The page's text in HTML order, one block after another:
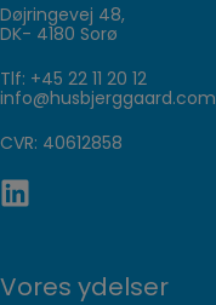
Døjringevej 48,
DK- 4180 Sorø
Tlf: +45 22 11 20 12
info@husbjerggaard.com
CVR: 40612858
Vores ydelser